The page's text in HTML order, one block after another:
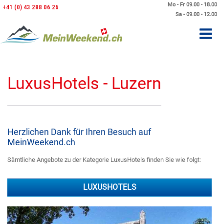
Mo - Fr 09.00 - 18.00
Sa - 09.00 - 12.00
+41 (0) 43 288 06 26
LuxusHotels - Luzern
Herzlichen Dank für Ihren Besuch auf
MeinWeekend.ch
Sämtliche Angebote zu der Kategorie LuxusHotels finden Sie wie folgt:
LUXUSHOTELS